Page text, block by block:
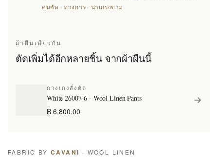
คมชัด · ทางการ · น่าเกรงขาม
ผ้าผืนเดียวกัน
ตัดเพิ่มได้อีกหลายชิ้น จากผ้าผืนนี้
กางเกงสั่งตัด
White 26007-6 - Wool Linen Pants
฿ 6,800.00
FABRIC BY CAVANI · WOOL LINEN